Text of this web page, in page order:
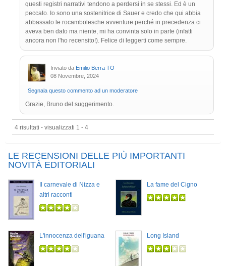
questi registri narrativi tendono a perdersi in se stessi. Ed è un
peccato. Io sono una sostenitrice di Sauer e credo che qui abbia
abbassato le rocambolesche avventure perché in precedenza ci
aveva ben dato ma niente, mi ha convinta solo in parte (infatti
ancora non l'ho recensito!). Felice di leggerti come sempre.
Inviato da Emilio Berra TO
08 Novembre, 2024
Segnala questo commento ad un moderatore
Grazie, Bruno del suggerimento.
4 risultati - visualizzati 1 - 4
LE RECENSIONI DELLE PIÙ IMPORTANTI
NOVITÀ EDITORIALI
Il carnevale di Nizza e
altri racconti
La fame del Cigno
L'innocenza dell'iguana Long Island